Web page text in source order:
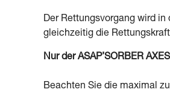
Der Rettungsvorgang wird in
gleichzeitig die
Nur der ASAP’SORBER
Beachten Sie die maximal